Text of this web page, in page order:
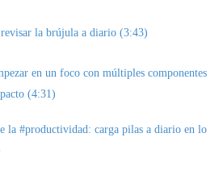
la brújula a diario (3:43)
en un foco con múltiples componentes
(4:31)
la #productividad: carga pilas a diario en lo